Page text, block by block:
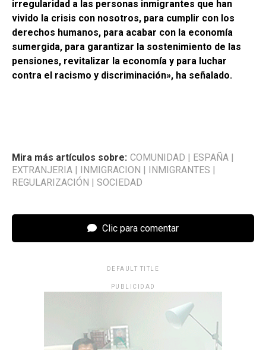
irregularidad a las personas inmigrantes que han
vivido la crisis con nosotros, para cumplir con los
derechos humanos, para acabar con la economía
sumergida, para garantizar la sostenimiento de las
pensiones, revitalizar la economía y para luchar
contra el racismo y discriminación», ha señalado.
Mira más artículos sobre: COMUNIDAD | ESPAÑA |
EXTRANJERIA | INMIGRACION | INMIGRANTES |
REGULARIZACIÓN | SOCIEDAD
Clic para comentar
DEFAULT TITLE
PUBLICIDAD